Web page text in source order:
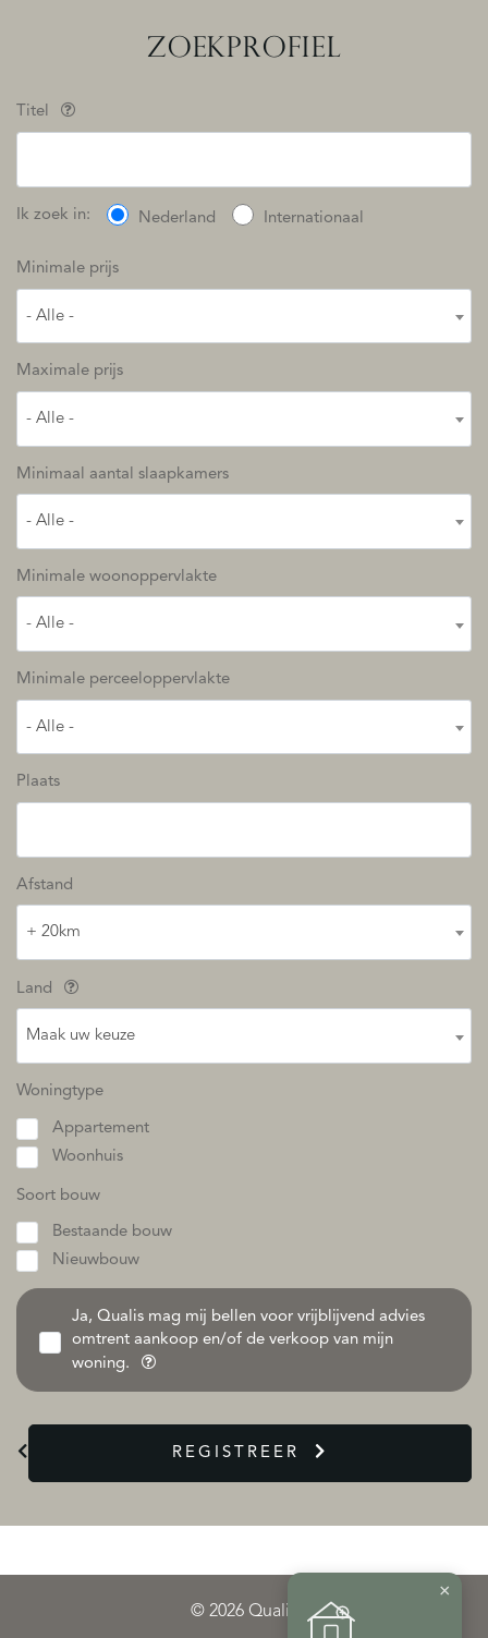
ZOEKPROFIEL
Titel
Ik zoek in: Nederland Internationaal
Minimale prijs
- Alle -
Maximale prijs
- Alle -
Minimaal aantal slaapkamers
- Alle -
Minimale woonoppervlakte
- Alle -
Minimale perceeloppervlakte
- Alle -
Plaats
Afstand
+ 20km
Land
Maak uw keuze
Woningtype
Appartement
Woonhuis
Soort bouw
Bestaande bouw
Nieuwbouw
Ja, Qualis mag mij bellen voor vrijblijvend advies
omtrent aankoop en/of de verkoop van mijn
woning.
REGISTREER
© 2026 Qualis
×